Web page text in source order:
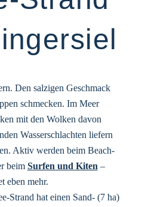
Den salzigen Geschmack
schmecken. Im Meer
mit den Wolken davon
Wasserschlachten liefern
Aktiv werden beim Beach-
beim Surfen und Kiten –
eben mehr.
Strand hat einen Sand- (7 ha)